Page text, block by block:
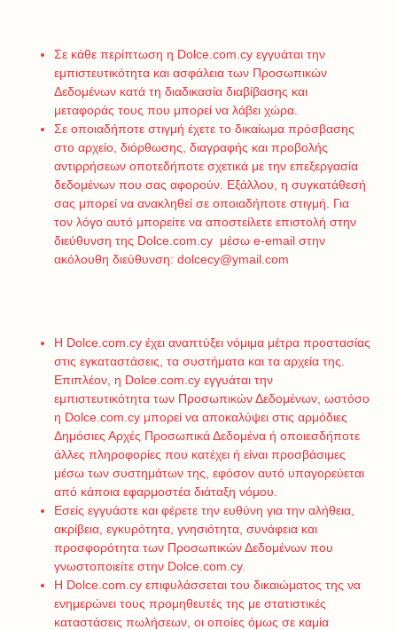
Σε κάθε περίπτωση η Dolce.com.cy εγγυάται την
εμπιστευτικότητα και ασφάλεια των Προσωπικών
Δεδομένων κατά τη διαδικασία διαβίβασης και
μεταφοράς τους που μπορεί να λάβει χώρα.
Σε οποιαδήποτε στιγμή έχετε το δικαίωμα πρόσβασης
στο αρχείο, διόρθωσης, διαγραφής και προβολής
αντιρρήσεων οποτεδήποτε σχετικά με την επεξεργασία
δεδομένων που σας αφορούν. Εξάλλου, η συγκατάθεσή
σας μπορεί να ανακληθεί σε οποιαδήποτε στιγμή. Για
τον λόγο αυτό μπορείτε να αποστείλετε επιστολή στην
διεύθυνση της Dolce.com.cy μέσω e-email στην
ακόλουθη διεύθυνση: dolcecy@ymail.com
H Dolce.com.cy έχει αναπτύξει νόμιμα μέτρα προστασίας
στις εγκαταστάσεις, τα συστήματα και τα αρχεία της.
Επιπλέον, η Dolce.com.cy εγγυάται την
εμπιστευτικότητα των Προσωπικών Δεδομένων, ωστόσο
η Dolce.com.cy μπορεί να αποκαλύψει στις αρμόδιες
Δημόσιες Αρχές Προσωπικά Δεδομένα ή οποιεσδήποτε
άλλες πληροφορίες που κατέχει ή είναι προσβάσιμες
μέσω των συστημάτων της, εφόσον αυτό υπαγορεύεται
από κάποια εφαρμοστέα διάταξη νόμου.
Εσείς εγγυάστε και φέρετε την ευθύνη για την αλήθεια,
ακρίβεια, εγκυρότητα, γνησιότητα, συνάφεια και
προσφορότητα των Προσωπικών Δεδομένων που
γνωστοποιείτε στην Dolce.com.cy.
H Dolce.com.cy επιφυλάσσεται του δικαιώματος της να
ενημερώνει τους προμηθευτές της με στατιστικές
καταστάσεις πωλήσεων, οι οποίες όμως σε καμία